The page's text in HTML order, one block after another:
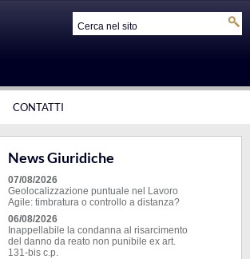
CONTATTI
News Giuridiche
07/08/2026
Geolocalizzazione puntuale nel Lavoro
Agile: timbratura o controllo a distanza?
06/08/2026
Inappellabile la condanna al risarcimento
del danno da reato non punibile ex art.
131-bis c.p.